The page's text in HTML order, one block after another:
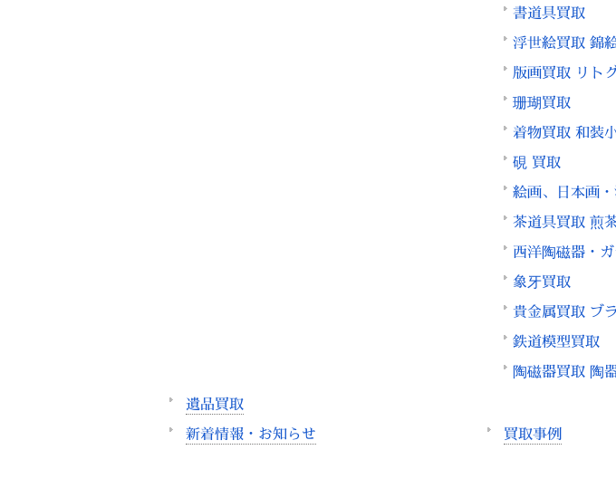
書道具買取
浮世絵買取 錦
版画買取 リト
珊瑚買取
着物買取 和装
硯 買取
絵画、日本画
茶道具買取 煎
西洋陶磁器・
象牙買取
貴金属買取 ブ
鉄道模型買取
陶磁器買取 陶
遺品買取
新着情報・お知らせ
買取事例